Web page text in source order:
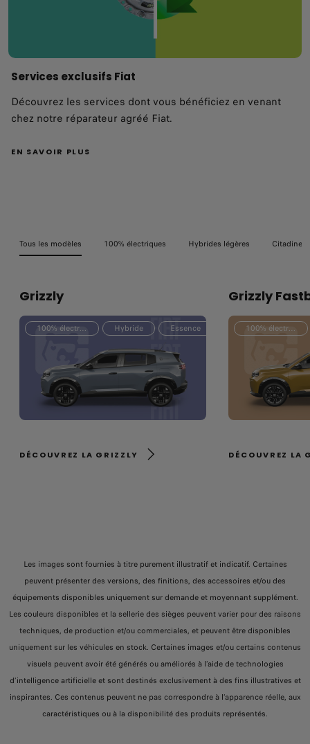
Services exclusifs Fiat
Découvrez les services dont vous bénéficiez en venant
chez notre réparateur agréé Fiat.
EN SAVOIR PLUS
Tous les modèles 100% électriques Hybrides légères Citadines
Grizzly
100% électrique Hybride Essence
DÉCOUVREZ LA GRIZZLY
Grizzly
100% électrique
DÉCOUVREZ LA
Les images sont fournies à titre purement illustratif et indicatif. Certaines
peuvent présenter des versions, des finitions, des accessoires et/ou des
équipements disponibles uniquement sur demande et moyennant supplément.
Les couleurs disponibles et la sellerie des sièges peuvent varier pour des raisons
techniques, de production et/ou commerciales, et peuvent être disponibles
uniquement sur les véhicules en stock. Certaines images et/ou certains contenus
visuels peuvent avoir été générés ou améliorés à l’aide de technologies
d’intelligence artificielle et sont destinés exclusivement à des fins illustratives et
inspirantes. Ces contenus peuvent ne pas correspondre à l’apparence réelle, aux
caractéristiques ou à la disponibilité des produits représentés.